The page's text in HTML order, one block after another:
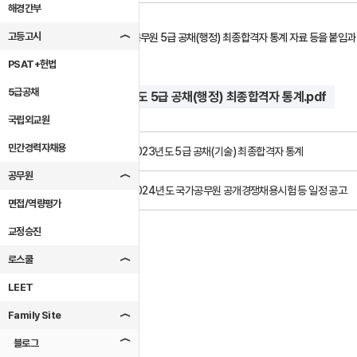
해경간부
고등고시
PSAT+헌법
5급공채
국립외교원
민간경력자채용
공무원
면접/역량평가
교정승진
로스쿨
LEET
Family Site
블로그
2023년도 국가공무원 5급 공채(행정) 최종합격자 통계 자료 등을 붙임
2023년도 5급 공채(행정) 최종합격자 통계.pdf
2023년도 5급 공채(기술) 최종합격자 통계
2024년도 국가공무원 공개경쟁채용시험 등 일정 공고